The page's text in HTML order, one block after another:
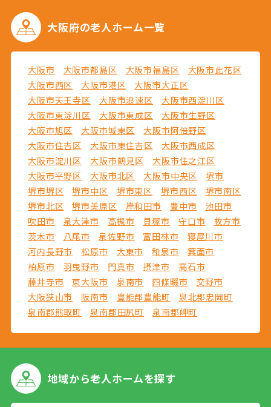
大阪府の老人ホーム一覧
大阪市 大阪市都島区 大阪市福島区
大阪市此花区
大阪市西区
大阪市港区
大阪市大正区
大阪市天王寺区
大阪市浪速区
大阪市西淀川区
大阪市東淀川区
大阪市東成区
大阪市生野区
大阪市旭区
大阪市城東区
大阪市阿倍野区
大阪市住吉区
大阪市東住吉区
大阪市西成区
大阪市淀川区
大阪市鶴見区
大阪市住之江区
大阪市平野区
大阪市北区 大阪市中央区
堺市
堺市堺区
堺市中区 堺市東区 堺市西区
堺市南区
堺市北区
堺市美原区 岸和田市 豊中市
池田市
吹田市
泉大津市 高槻市 貝塚市 守口市
枚方市
茨木市
八尾市 泉佐野市 富田林市
寝屋川市
河内長野市
松原市 大東市 和泉市
箕面市
柏原市
羽曳野市 門真市 摂津市
高石市
藤井寺市
東大阪市 泉南市 四條畷市
交野市
大阪狭山市
阪南市 豊能郡豊能町
泉北郡忠岡町
泉南郡熊取町
泉南郡田尻町 泉南郡岬町
地域から老人ホームを探す